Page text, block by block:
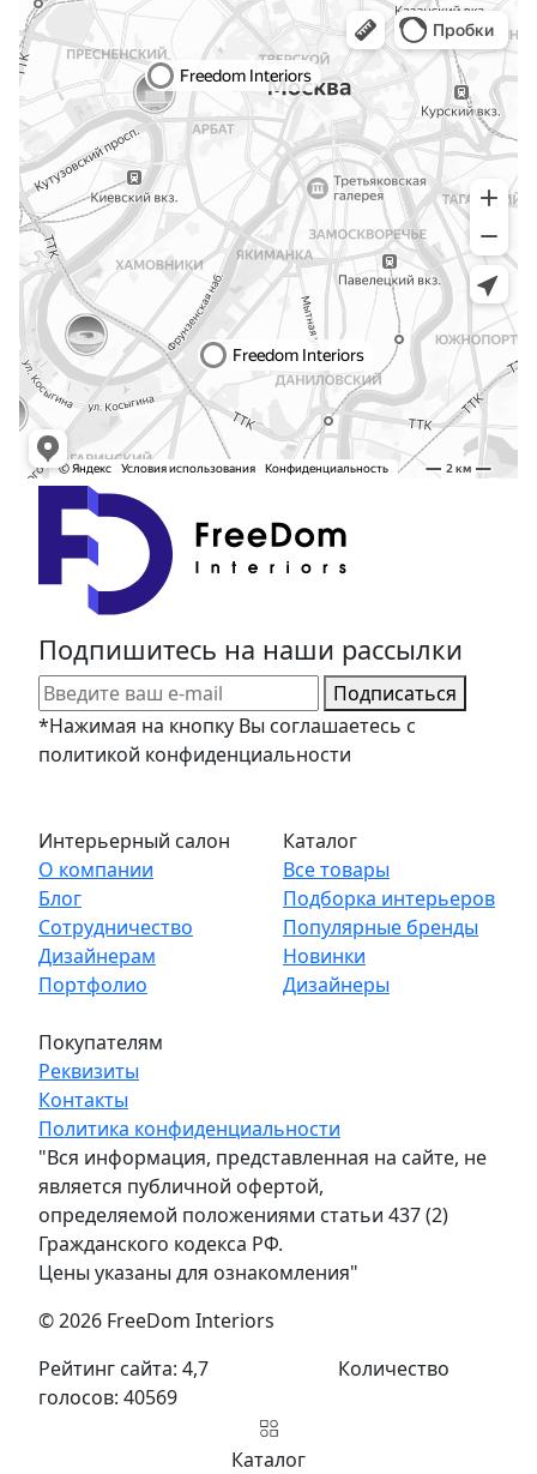
Интерьерный салон
О компании
Блог
Сотрудничество
Дизайнерам
Портфолио
Каталог
Все товары
Подборка интерьеров
Популярные бренды
Новинки
Дизайнеры
Покупателям
Реквизиты
Контакты
Подпишитесь на наши рассылки
Подписаться
*Нажимая на кнопку Вы соглашаетесь с
политикой конфиденциальности
Политика конфиденциальности
"Вся информация, представленная на сайте, не
является публичной офертой,
определяемой положениями статьи 437 (2)
Гражданского кодекса РФ.
Цены указаны для ознакомления"
© 2026 FreeDom Interiors
Рейтинг сайта: 4,7
Количество
голосов: 40569
Каталог